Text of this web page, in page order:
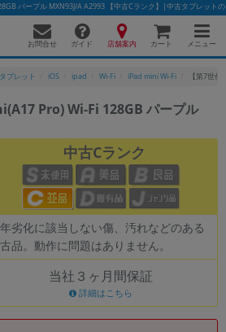
パープル MXN93J/A A2993 【中古Cランク】|中古タブレット
お問合せ ガイド 店舗案内 カート メニュー
タブレット iOS ipad Wi-Fi iPad mini Wi-Fi 【第7世
Pro) Wi-Fi 128GB パープル
中古Cランク
劣化に該当しない傷、汚れなどのある
品。動作に問題はありません。
当社３ヶ月間保証
詳細はこちら
ン検索に切り替える
MacBook
ど